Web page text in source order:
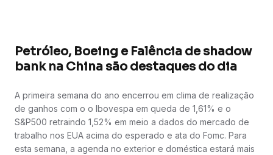
Petróleo, Boeing e Falência de shadow
bank na China são destaques do dia
A primeira semana do ano encerrou em clima de realização
de ganhos com o o Ibovespa em queda de 1,61% e o
S&P500 retraindo 1,52% em meio a dados do mercado de
trabalho nos EUA acima do esperado e ata do Fomc. Para
esta semana, a agenda no exterior e doméstica estará mais